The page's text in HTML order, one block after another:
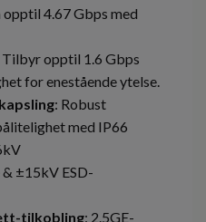
4.67 Gbps med
Tilbyr opptil 1.6 Gbps
for enestående ytelse.
: Robust
med IP66
±15kV ESD-
tilkobling: 2.5GE-